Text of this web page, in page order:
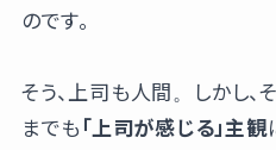
のです。
そう、上司も人間。しかし、
までも 「上司が感じる」主観